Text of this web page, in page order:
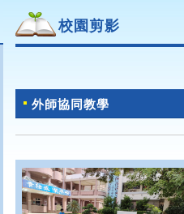
校園剪影
外師協同教學